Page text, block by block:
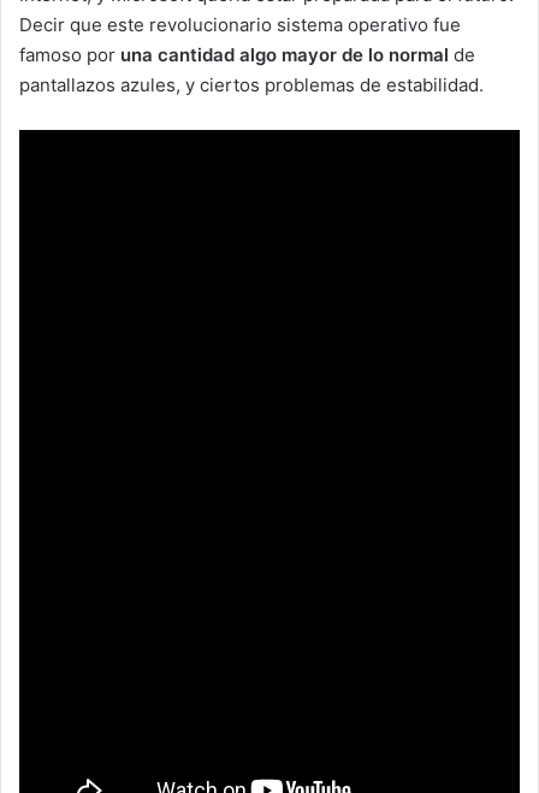
Decir que este revolucionario sistema operativo fue
famoso por una cantidad algo mayor de lo normal de
pantallazos azules, y ciertos problemas de estabilidad.